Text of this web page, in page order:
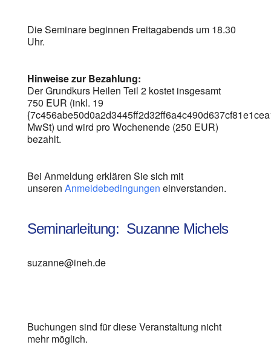
Die Seminare beginnen Freitagabends um 18.30
Uhr.
Hinweise zur Bezahlung:
Der Grundkurs Heilen Teil 2 kostet insgesamt
750 EUR (inkl. 19
MwSt) und wird pro Wochenende (250 EUR)
bezahlt.
Bei Anmeldung erklären Sie sich mit
unseren Anmeldebedingungen einverstanden.
Seminarleitung: Suzanne Michels
suzanne@ineh.de
Buchungen sind für diese Veranstaltung nicht
mehr möglich.